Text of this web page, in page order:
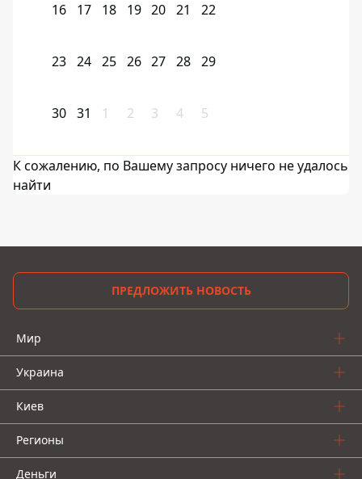
16 17 18 19 20 21 22
23 24 25 26 27 28 29
30 31 1 2 3 4 5
К сожалению, по Вашему запросу ничего не удалось
найти
ПРЕДЛОЖИТЬ НОВОСТЬ
Мир
Украина
Киев
Регионы
Деньги